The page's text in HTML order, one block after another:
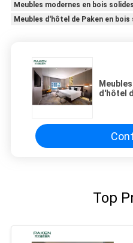
Meubles modernes en bois
Meubles d'hôtel de Paken en bois
d'hôtel
Top